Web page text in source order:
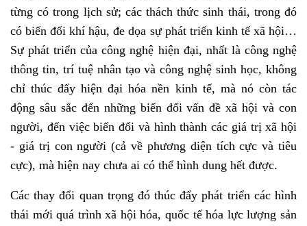
từng có trong lịch sử; các thách thức sinh thái, trong đó
có biến đổi khí hậu, đe dọa sự phát triển kinh tế xã hội…
Sự phát triển của công nghệ hiện đại, nhất là công nghệ
thông tin, trí tuệ nhân tạo và công nghệ sinh học, không
chỉ thúc đẩy hiện đại hóa nền kinh tế, mà nó còn tác
động sâu sắc đến những biến đổi vấn đề xã hội và con
người, đến việc biến đổi và hình thành các giá trị xã hội
- giá trị con người (cả về phương diện tích cực và tiêu
cực), mà hiện nay chưa ai có thể hình dung hết được.
Các thay đổi quan trọng đó thúc đẩy phát triển các hình
thái mới quá trình xã hội hóa, quốc tế hóa lực lượng sản